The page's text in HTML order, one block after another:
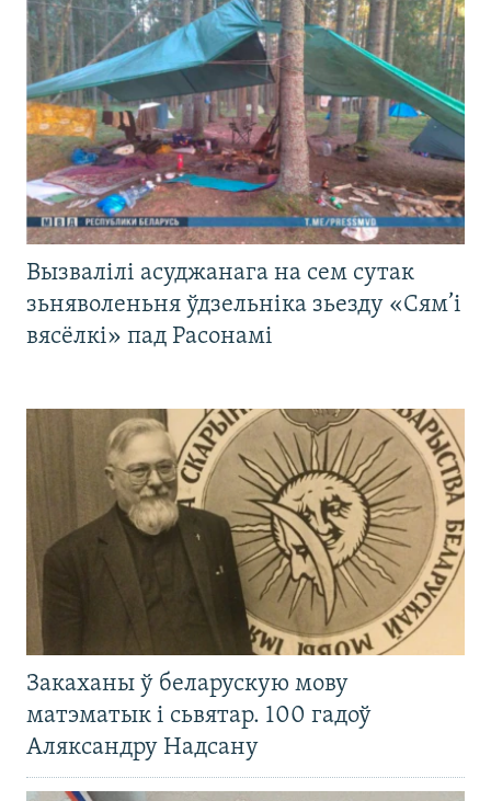
Вызвалілі асуджанага на сем сутак
зьняволеньня ўдзельніка зьезду «Сям’і
вясёлкі» пад Расонамі
Закаханы ў беларускую мову
матэматык і сьвятар. 100 гадоў
Аляксандру Надсану